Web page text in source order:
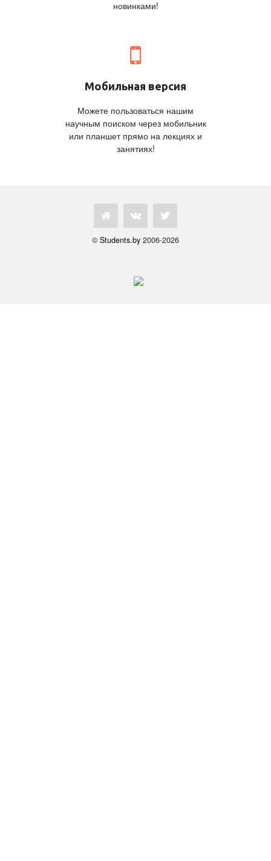
новинками!
Мобильная версия
Можете пользоваться нашим
научным поиском через мобильник
или планшет прямо на лекциях и
занятиях!
© Students.by 2006-2026